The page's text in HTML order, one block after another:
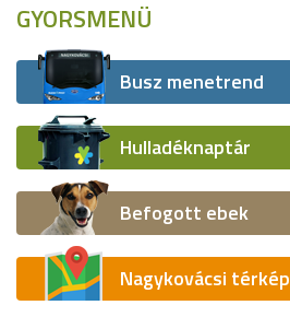
GYORSMENÜ
Busz menetrend
Hulladéknaptár
Befogott ebek
Nagykovácsi térkép